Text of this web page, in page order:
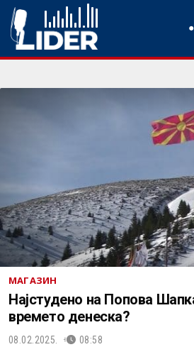
МАГАЗИН
Најстудено на Попова
времето денеска?
08.02.2025. 08:58